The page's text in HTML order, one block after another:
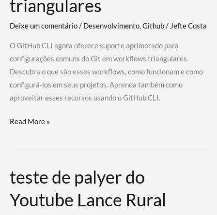
triangulares
Deixe um comentário/ Desenvolvimento,Github/ Jefte Costa
O GitHub CLI agora oferece suporte aprimorado para
configurações comuns do Git em workflows triangulares.
Descubra o que são esses workflows, como funcionam e como
configurá-los em seus projetos. Aprenda também como
aproveitar esses recursos usando o GitHub CLI.
GitHub
revoluciona
de
trabalho
com
Read More »
teste de palyer do
Youtube Lance Rural